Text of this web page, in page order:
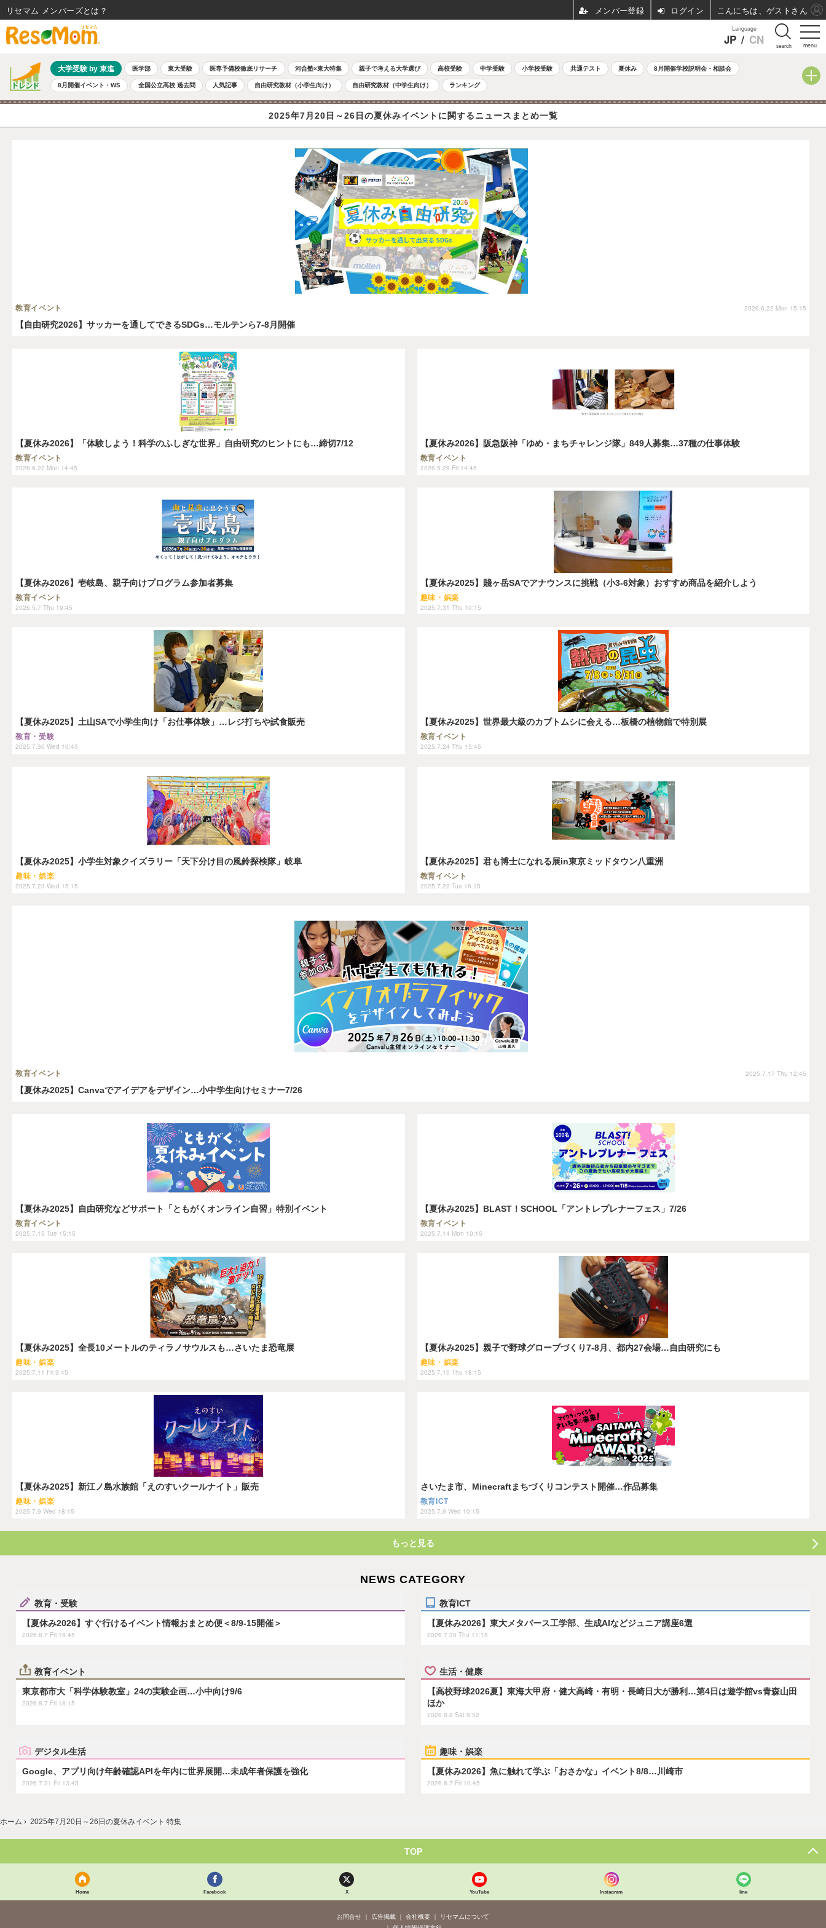
menu
Language
JP / CN search
大学受験 by 東進 医学部 東大受験 医専予備校徹底リサーチ 河合塾×東大特集 親子で考える大学選び 高校受験 中学受験 小学校受験 共通テスト 夏休み 8月開催学校説明会・相談会
8月開催イベント・WS 全国公立高校 過去問 人気記事 自由研究教材（小学生向け） 自由研究教材（中学生向け） ランキング
2025年7月20日～26日の夏休みイベントに関するニュースまとめ一覧
【自由研究2026】サッカーを通してできるSDGs…モルテンら7-8月開催
教育イベント 2026.6.22 Mon 15:15
【夏休み2026】「体験しよう！科学のふしぎな世界」自由研究のヒントにも…締切7/12
教育イベント
2026.6.22 Mon 14:45
【夏休み2026】阪急阪神「ゆめ・まちチャレンジ隊」849人募集…37種の仕事体験
教育イベント
2026.5.29 Fri 14:45
【夏休み2026】壱岐島、親子向けプログラム参加者募集
教育イベント
2026.5.7 Thu 19:45
【夏休み2025】賤ヶ岳SAでアナウンスに挑戦（小3-6対象）おすすめ商品を紹介しよう
趣味・娯楽
2025.7.31 Thu 10:15
【夏休み2025】土山SAで小学生向け「お仕事体験」…レジ打ちや試食販売
教育・受験
2025.7.30 Wed 10:45
【夏休み2025】世界最大級のカブトムシに会える…板橋の植物館で特別展
教育イベント
2025.7.24 Thu 15:45
【夏休み2025】小学生対象クイズラリー「天下分け目の風鈴探検隊」岐阜
趣味・娯楽
2025.7.23 Wed 15:15
【夏休み2025】君も博士になれる展in東京ミッドタウン八重洲
教育イベント
2025.7.22 Tue 16:15
【夏休み2025】Canvaでアイデアをデザイン…小中学生向けセミナー7/26
教育イベント 2025.7.17 Thu 12:45
【夏休み2025】自由研究などサポート「ともがくオンライン自習」特別イベント
教育イベント
2025.7.15 Tue 15:15
【夏休み2025】BLAST！SCHOOL「アントレプレナーフェス」7/26
教育イベント
2025.7.14 Mon 10:15
【夏休み2025】全長10メートルのティラノサウルスも…さいたま恐竜展
趣味・娯楽
2025.7.11 Fri 9:45
【夏休み2025】親子で野球グローブづくり7-8月、都内27会場…自由研究にも
趣味・娯楽
2025.7.10 Thu 18:15
【夏休み2025】新江ノ島水族館「えのすいクールナイト」販売
趣味・娯楽
2025.7.9 Wed 18:15
さいたま市、Minecraftまちづくりコンテスト開催…作品募集
教育ICT
2025.7.9 Wed 10:15
もっと見る
NEWS CATEGORY
教育・受験
【夏休み2026】すぐ行けるイベント情報おまとめ便＜8/9-15開催＞
2026.8.7 Fri 19:45
教育ICT
【夏休み2026】東大メタバース工学部、生成AIなどジュニア講座6選
2026.7.30 Thu 11:15
教育イベント
東京都市大「科学体験教室」24の実験企画…小中向け9/6
2026.8.7 Fri 18:15
生活・健康
【高校野球2026夏】東海大甲府・健大高崎・有明・長崎日大が勝利…第4日は遊学館vs青森山田
ほか
2026.8.8 Sat 9:52
デジタル生活
Google、アプリ向け年齢確認APIを年内に世界展開…未成年者保護を強化
2026.7.31 Fri 13:45
趣味・娯楽
【夏休み2026】魚に触れて学ぶ「おさかな」イベント8/8…川崎市
2026.8.7 Fri 10:45
ホーム › 2025年7月20日～26日の夏休みイベント 特集
TOP
Home Facebook X YouTube Instagram line
お問合せ 広告掲載 会社概要
リセマムについて
リセマム メンバーズ ログイン こんにちは、ゲストさん